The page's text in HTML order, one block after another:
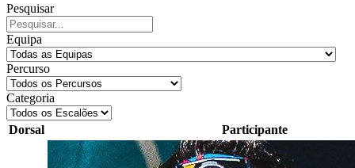
Pesquisar
Equipa
Percurso
Categoria
Dorsal Participante